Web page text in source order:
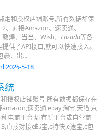
定和授权店铺账号,所有数据都保
、对接Amazon、速卖通、
煌、当当、Wish、 Lazada等各
供了API接口,就可以快速接入。
裹、出...
2026-5-18
统
授权店铺账号,所有数据都保存在
速卖通,ebay,淘宝,天猫,京
电商平台;如有新平台或自营商
直接对接e邮宝,e特快,e速宝,e包